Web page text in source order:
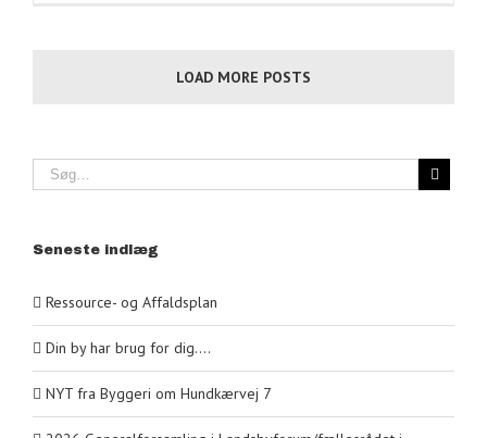
LOAD MORE POSTS
Seneste indlæg
Ressource- og Affaldsplan
Din by har brug for dig….
NYT fra Byggeri om Hundkærvej 7